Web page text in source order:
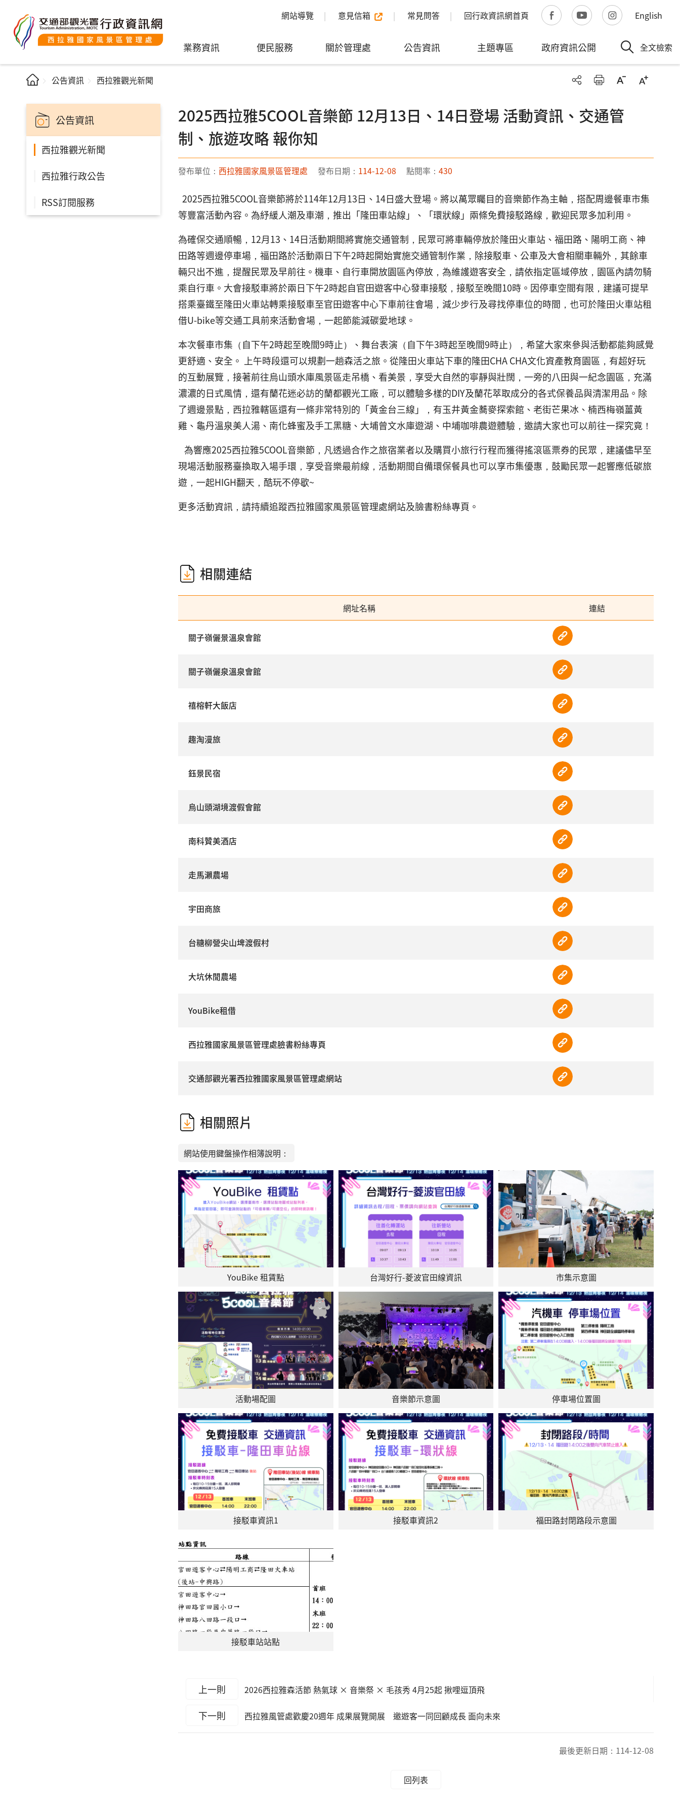
網站導覽 意見信箱 常見問答 回行政資訊網首頁 English
業務資訊 便民服務 關於管理處 公告資訊 主題專區 政府資訊公開 全文檢索
公告資訊 西拉雅觀光新聞
公告資訊
西拉雅觀光新聞
西拉雅行政公告
RSS訂閱服務
2025西拉雅5COOL音樂節 12月13日、14日登場 活動資訊、交通管
制、旅遊攻略 報你知
發布單位： 西拉雅國家風景區管理處 發布日期： 114-12-08 點閱率： 430
2025西拉雅5COOL音樂節將於114年12月13日、14日盛大登場。將以萬眾矚目的音樂節作為主軸，搭配周邊餐車市集
等豐富活動內容。為紓緩人潮及車潮，推出「隆田車站線」、「環狀線」兩條免費接駁路線，歡迎民眾多加利用。
為確保交通順暢，12月13、14日活動期間將實施交通管制，民眾可將車輛停放於隆田火車站、福田路、陽明工商、神
田路等週邊停車場，福田路於活動兩日下午2時起開始實施交通管制作業，除接駁車、公車及大會相關車輛外，其餘車
輛只出不進，提醒民眾及早前往。機車、自行車開放園區內停放，為維護遊客安全，請依指定區域停放，園區內請勿騎
乘自行車。大會接駁車將於兩日下午2時起自官田遊客中心發車接駁，接駁至晚間10時。因停車空間有限，建議可提早
搭乘臺鐵至隆田火車站轉乘接駁車至官田遊客中心下車前往會場，減少步行及尋找停車位的時間，也可於隆田火車站租
借U-bike等交通工具前來活動會場，一起節能減碳愛地球。
本次餐車市集（自下午2時起至晚間9時止）、舞台表演（自下午3時起至晚間9時止），希望大家來參與活動都能夠感覺
更舒適、安全。 上午時段還可以規劃一趟森活之旅。從隆田火車站下車的隆田CHA CHA文化資產教育園區，有超好玩
的互動展覽，接著前往烏山頭水庫風景區走吊橋、看美景，享受大自然的寧靜與壯闊，一旁的八田與一紀念園區，充滿
濃濃的日式風情，還有蘭花迷必訪的蘭都觀光工廠，可以體驗多樣的DIY及蘭花萃取成分的各式保養品與清潔用品。除
了週邊景點，西拉雅轄區還有一條非常特別的「黃金台三線」，有玉井黃金蕎麥探索館、老街芒果冰、楠西梅嶺薑黃
雞、龜丹溫泉美人湯、南化蜂蜜及手工黑糖、大埔曾文水庫遊湖、中埔咖啡農遊體驗，邀請大家也可以前往一探究竟！
為響應2025西拉雅5COOL音樂節，凡透過合作之旅宿業者以及購買小旅行行程而獲得搖滾區票券的民眾，建議儘早至
現場活動服務臺換取入場手環，享受音樂最前線，活動期間自備環保餐具也可以享市集優惠，鼓勵民眾一起響應低碳旅
遊，一起HIGH翻天，酷玩不停歇~
更多活動資訊，請持續追蹤西拉雅國家風景區管理處網站及臉書粉絲專頁。
相關連結
網址名稱 連結
關子嶺儷景溫泉會館
關子嶺儷泉溫泉會館
禧榕軒大飯店
趣淘漫旅
鈺景民宿
烏山頭湖境渡假會館
南科贊美酒店
走馬瀨農場
宇田商旅
台糖柳營尖山埤渡假村
大坑休閒農場
YouBike租借
西拉雅國家風景區管理處臉書粉絲專頁
交通部觀光署西拉雅國家風景區管理處網站
相關照片
網站使用鍵盤操作相簿說明：
YouBike 租賃點 台灣好行-菱波官田線資訊 市集示意圖
活動場配圖 音樂節示意圖 停車場位置圖
接駁車資訊1 接駁車資訊2 福田路封閉路段示意圖
接駁車站站點
上一則 2026西拉雅森活節 熱氣球 × 音樂祭 × 毛孩秀 4月25起 揪哩逗頂飛
下一則 西拉雅風管處歡慶20週年 成果展覽開展 邀遊客一同回顧成長 面向未來
最後更新日期： 114-12-08
回列表